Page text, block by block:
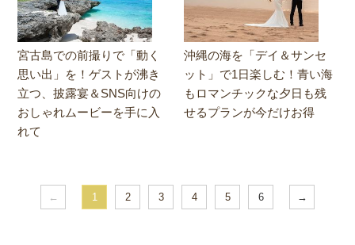
宮古島での前撮りで「動く
思い出」を！ゲストが沸き
立つ、披露宴＆SNS向けの
おしゃれムービーを手に入
れて
沖縄の海を「デイ＆サンセ
ット」で1日楽しむ！青い海
もロマンチックな夕日も残
せるプランが今だけお得
← 1 2 3 4 5 6 →